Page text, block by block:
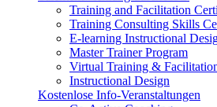
Training and Facilitation
Training Consulting Skills
E-learning Instructional
Master Trainer Program
Virtual Training &
Instructional Design
Kostenlose Info-Veranstaltungen